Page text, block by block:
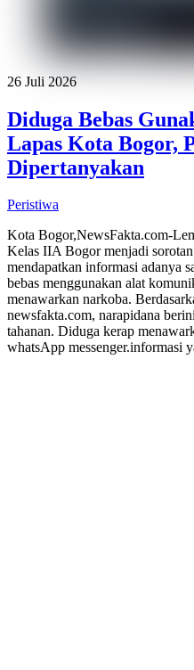
26 Juli 2026
Diduga Bebas
Lapas Kota Bogor,
Dipertanyakan
Peristiwa
Kota Bogor,NewsFakta.com-
Kelas IIA Bogor menjadi
mendapatkan informasi adanya
bebas menggunakan alat
menawarkan narkoba.
newsfakta.com, narapidana
tahanan. Diduga kerap
whatsApp